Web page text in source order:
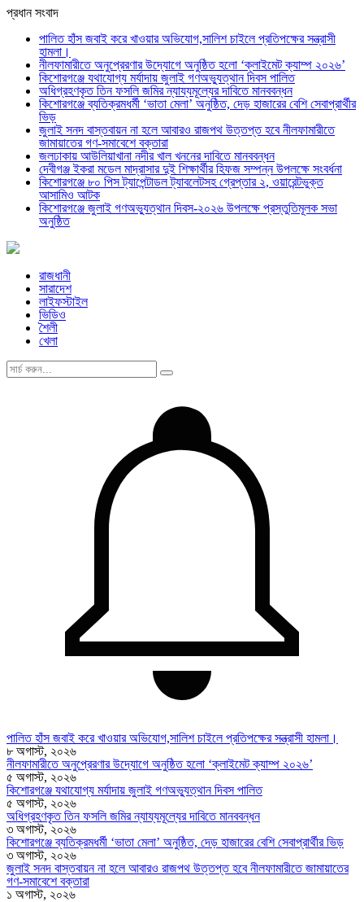
প্রধান সংবাদ
পালিত হাঁস জবাই করে খাওয়ার অভিযোগ,সালিশ চাইলে প্রতিপক্ষের সন্ত্রাসী
হামলা।
নীলফামারীতে অনুপ্রেরণার উদ্যোগে অনুষ্ঠিত হলো ‘ক্লাইমেট ক্যাম্প ২০২৬’
কিশোরগঞ্জে যথাযোগ্য মর্যাদায় জুলাই গণঅভ্যুত্থান দিবস পালিত
অধিগ্রহণকৃত তিন ফসলি জমির ন্যায্যমূল্যের দাবিতে মানববন্ধন
কিশোরগঞ্জে ব্যতিক্রমধর্মী ‘ভাতা মেলা’ অনুষ্ঠিত, দেড় হাজারের বেশি সেবাপ্রার্থীর
ভিড়
জুলাই সনদ বাস্তবায়ন না হলে আবারও রাজপথ উত্তপ্ত হবে নীলফামারীতে
জামায়াতের গণ-সমাবেশে বক্তারা
জলঢাকায় আউলিয়াখানা নদীর খাল খননের দাবিতে মানববন্ধন
দেবীগঞ্জ ইকরা মডেল মাদ্রাসার দুই শিক্ষার্থীর হিফজ সম্পন্ন উপলক্ষে সংবর্ধনা
কিশোরগঞ্জে ৮০ পিস ট্যাপেন্টাডল ট্যাবলেটসহ গ্রেপ্তার ২, ওয়ারেন্টভুক্ত
আসামিও আটক
কিশোরগঞ্জে জুলাই গণঅভ্যুত্থান দিবস-২০২৬ উপলক্ষে প্রস্তুতিমূলক সভা
অনুষ্ঠিত
রাজধানী
সারাদেশ
লাইফস্টাইল
ভিডিও
শৈলী
খেলা
পালিত হাঁস জবাই করে খাওয়ার অভিযোগ,সালিশ চাইলে প্রতিপক্ষের সন্ত্রাসী হামলা।
৮ অগাস্ট, ২০২৬
নীলফামারীতে অনুপ্রেরণার উদ্যোগে অনুষ্ঠিত হলো ‘ক্লাইমেট ক্যাম্প ২০২৬’
৫ অগাস্ট, ২০২৬
কিশোরগঞ্জে যথাযোগ্য মর্যাদায় জুলাই গণঅভ্যুত্থান দিবস পালিত
৫ অগাস্ট, ২০২৬
অধিগ্রহণকৃত তিন ফসলি জমির ন্যায্যমূল্যের দাবিতে মানববন্ধন
৩ অগাস্ট, ২০২৬
কিশোরগঞ্জে ব্যতিক্রমধর্মী ‘ভাতা মেলা’ অনুষ্ঠিত, দেড় হাজারের বেশি সেবাপ্রার্থীর ভিড়
৩ অগাস্ট, ২০২৬
জুলাই সনদ বাস্তবায়ন না হলে আবারও রাজপথ উত্তপ্ত হবে নীলফামারীতে জামায়াতের
গণ-সমাবেশে বক্তারা
১ অগাস্ট, ২০২৬